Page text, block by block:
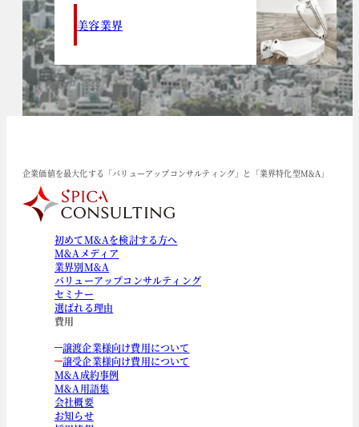
美容業界
企業価値を最大化する「バリューアップコンサルティング」と「業界特化型M&A」
初めてM&Aを検討する方へ
M&Aメディア
業界別M&A
バリューアップコンサルティング
セミナー
選ばれる理由
費用
譲渡企業様向け費用について
譲受企業様向け費用について
M&A成約事例
M&A用語集
会社概要
お知らせ